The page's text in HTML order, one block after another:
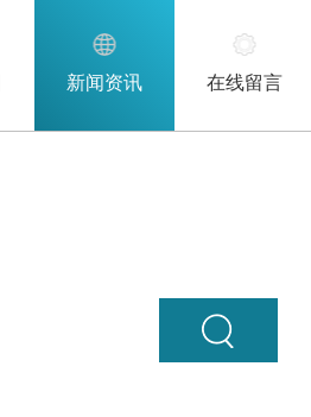
新闻资讯 在线留言